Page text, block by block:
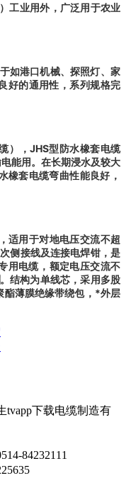
工业用外，广泛用于农业
港口机械、探照灯、家
好的通用性，系列规格完
），JHS型防水橡套电缆
用。在长期浸水及较大
橡套电缆弯曲性能良好，
，适用于对地电压交流不超
线及连接电焊钳，是
电缆，额定电压交流不
为单线芯，采用多股
薄膜绝缘带绕包，*外层
tvapp下载电缆制造有
84232111